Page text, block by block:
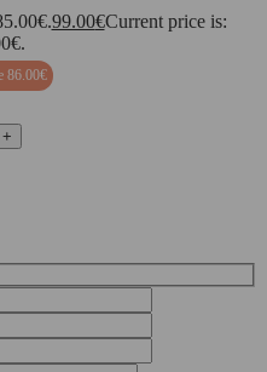
99.00€Current price is:
86.00€
+